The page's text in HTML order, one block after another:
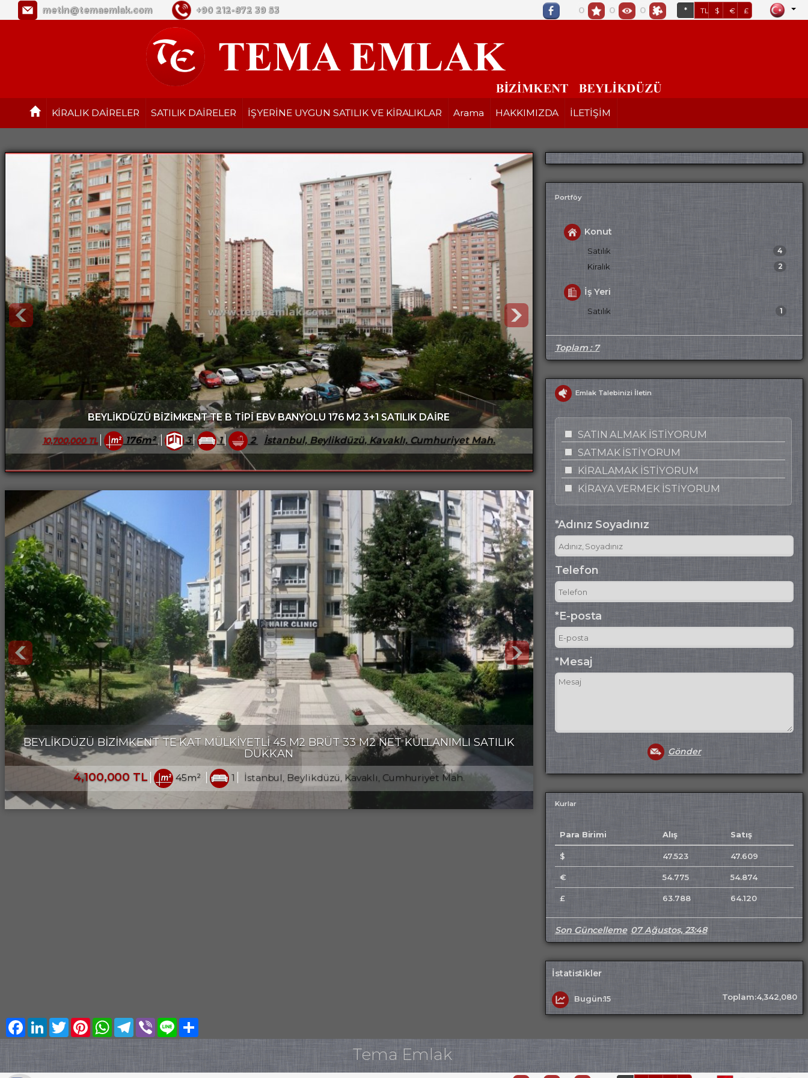
Tema Emlak
metin@temaemlak.com +90 212-872 39 53 0 0 0 * TL $ € £
KİRALIK DAİRELER SATILIK DAİRELER İŞYERİNE UYGUN SATILIK VE KİRALIKLAR Arama HAKKIMIZDA İLETİŞİM
BEYLİKDÜZÜ BİZİMKENT TE B TİPİ EBV BANYOLU 176 M2 3+1 SATILIK DAİRE
10,700,000 TL 176m² 3 1 2 İstanbul, Beylikdüzü, Kavaklı, Cumhuriyet Mah.
BEYLİKDÜZÜ BİZİMKENT TE KAT MÜLKİYETLİ 45 M2 BRÜT 33 M2 NET KULLANIMLI SATILIK
DÜKKAN
4,100,000 TL 45m² 1 İstanbul, Beylikdüzü, Kavaklı, Cumhuriyet Mah.
Portföy
Konut
Satılık 4
Kiralık 2
İş Yeri
Satılık 1
Toplam : 7
Emlak Talebinizi İletin
SATIN ALMAK İSTİYORUM
SATMAK İSTİYORUM
KİRALAMAK İSTİYORUM
KİRAYA VERMEK İSTİYORUM
*Adınız Soyadınız
Telefon
*E-posta
*Mesaj
Gönder
Kurlar
Para Birimi Alış Satış
$ 47.523 47.609
€ 54.775 54.874
£ 63.788 64.120
Son Güncelleme 07 Ağustos, 23:48
İstatistikler
Bugün:15 Toplam:4,342,080
Facebook
LinkedInTwitterPinterestWhatsAppTelegram
Viber Line Share
Tema Emlak